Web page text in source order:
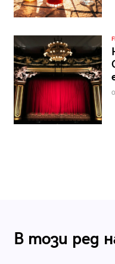
В този ред